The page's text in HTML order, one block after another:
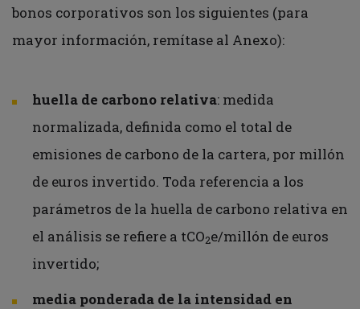
bonos corporativos son los siguientes (para
mayor información, remítase al Anexo):
huella de carbono relativa: medida
normalizada, definida como el total de
emisiones de carbono de la cartera, por millón
de euros invertido. Toda referencia a los
parámetros de la huella de carbono relativa en
el análisis se refiere a tCO2e/millón de euros
invertido;
media ponderada de la intensidad en